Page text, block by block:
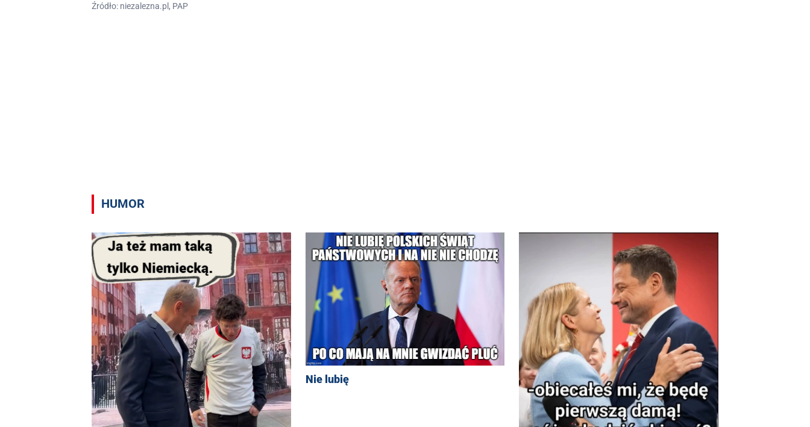
Źródło: niezalezna.pl, PAP
HUMOR
Nie lubię